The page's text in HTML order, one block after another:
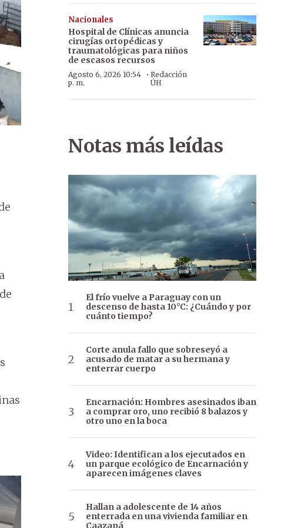
Nacionales
Hospital de Clínicas anuncia
cirugías ortopédicas y
traumatológicas para niños
de escasos recursos
Agosto 6, 2026 10:54
p. m.
· Redacción
ÚH
Notas más leídas
El frío vuelve a Paraguay con un
descenso de hasta 10°C: ¿Cuándo y por
cuánto tiempo?
Corte anula fallo que sobreseyó a
acusado de matar a su hermana y
enterrar cuerpo
Encarnación: Hombres asesinados iban
a comprar oro, uno recibió 8 balazos y
otro uno en la boca
Video: Identifican a los ejecutados en
un parque ecológico de Encarnación y
aparecen imágenes claves
Hallan a adolescente de 14 años
enterrada en una vivienda familiar en
Caazapá